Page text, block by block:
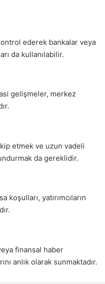
ederek bankalar veya
da kullanılabilir.
gelişmeler, merkez
etmek ve uzun vadeli
da gereklidir.
yatırımcıların
finansal haber
anlık olarak sunmaktadır.